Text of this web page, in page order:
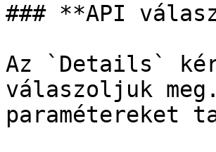
### **API
Az `Details`
válaszoljuk
paramétereket